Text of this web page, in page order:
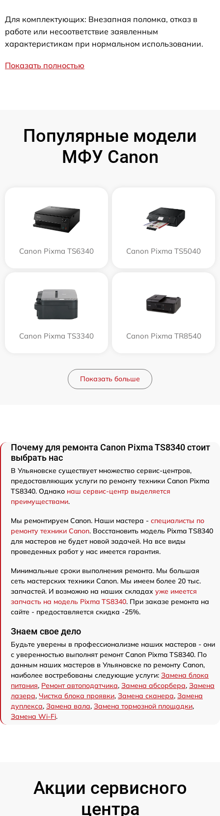
Для комплектующих: Внезапная поломка, отказ в
работе или несоответствие заявленным
характеристикам при нормальном использовании.
Показать полностью
Популярные модели
МФУ Canon
Canon Pixma TS6340 Canon Pixma TS5040
Canon Pixma TS3340 Canon Pixma TR8540
Показать больше
Почему для ремонта Canon Pixma TS8340 стоит
выбрать нас
В Ульяновске существует множество сервис-центров,
предоставляющих услуги по ремонту техники Canon Pixma
TS8340. Однако наш сервис-центр выделяется
преимуществами.
Мы ремонтируем Canon. Наши мастера - специалисты по
ремонту техники Canon. Восстановить модель Pixma TS8340
для мастеров не будет новой задачей. На все виды
проведенных работ у нас имеется гарантия.
Минимальные сроки выполнения ремонта. Мы большая
сеть мастерских техники Canon. Мы имеем более 20 тыс.
запчастей. И возможно на наших складах уже имеется
запчасть на модель Pixma TS8340. При заказе ремонта на
сайте - предоставляется скидка -25%.
Знаем свое дело
Будьте уверены в профессионализме наших мастеров - они
с уверенностью выполнят ремонт Canon Pixma TS8340. По
данным наших мастеров в Ульяновске по ремонту Canon,
наиболее востребованы следующие услуги: Замена блока
питания, Ремонт автоподатчика, Замена абсорбера, Замена
лазера, Чистка блока проявки, Замена сканера, Замена
дуплекса, Замена вала, Замена тормозной площадки,
Замена Wi-Fi.
Акции сервисного
центра